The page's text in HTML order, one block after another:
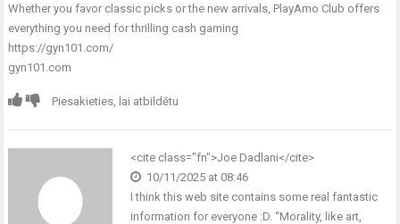
Whether you favor classic picks or the new arrivals, PlayAmo Club offers
everything you need for thrilling cash gaming
https://gyn101.com/
gyn101.com
Piesakieties, lai atbildētu
<cite class="fn">Joe Dadlani</cite>
10/11/2025 at 08:46
I think this web site contains some real fantastic
information for everyone :D. “Morality, like art,